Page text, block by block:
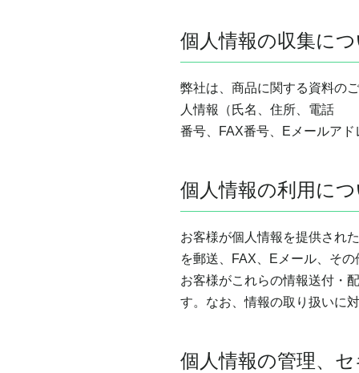
個人情報の収集に
弊社は、商品に関する資料の
人情報（氏名、住所、電話
番号、FAX番号、Eメールア
個人情報の利用に
お客様が個人情報を提供され
を郵送、FAX、Eメール、そ
お客様がこれらの情報送付・
す。なお、情報の取り扱いに
個人情報の管理、